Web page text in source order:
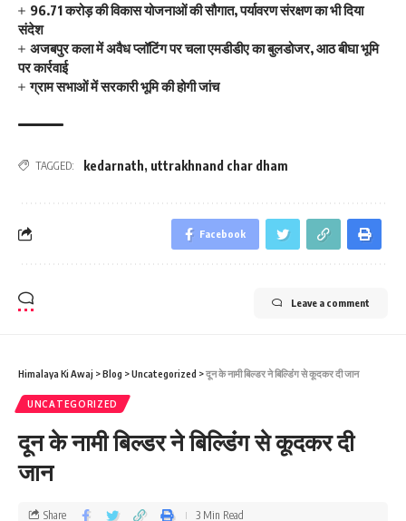
96.71 करोड़ की विकास योजनाओं की सौगात, पर्यावरण संरक्षण का भी दिया
संदेश
अजबपुर कला में अवैध प्लॉटिंग पर चला एमडीडीए का बुलडोजर, आठ बीघा भूमि
पर कार्रवाई
ग्राम सभाओं में सरकारी भूमि की होगी जांच
TAGGED: kedarnath, uttrakhnand char dham
Facebook
Leave a comment
Himalaya Ki Awaj >Blog >Uncategorized >दून के नामी बिल्‍डर ने बिल्डिंंग से कूदकर दी जान
UNCATEGORIZED
दून के नामी बिल्‍डर ने बिल्डिंंग से कूदकर दी
जान
Share 3 Min Read